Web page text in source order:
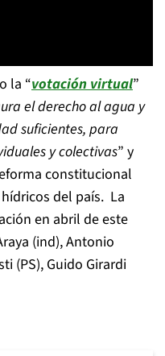
la “votación virtual”
el derecho al agua y
suficientes, para
y colectivas” y
constitucional
del país. La
en abril de este
(ind), Antonio
(PS), Guido Girardi